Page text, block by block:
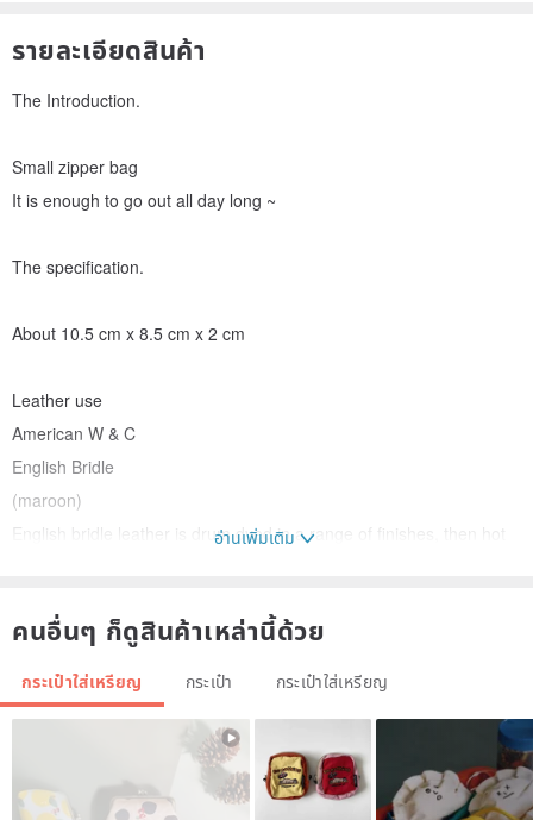
รายละเอียดสินค้า
The Introduction.
Small zipper bag
It is enough to go out all day long ~
The specification.
About 10.5 cm x 8.5 cm x 2 cm
Leather use
American W & C
English Bridle
(maroon)
English bridle leather is drum dyed in a range of finishes, then hot
Belong to the higher level of vegetable tanned leather
After dyeing, fill the wax in the leather
The surface is smooth and elastic
Touch the characteristics of a little wax but not sticky hand
อ่านเพิ่มเติม
คนอื่นๆ ก็ดูสินค้าเหล่านี้ด้วย
กระเป๋าใส่เหรียญ กระเป๋า กระเป๋าใส่เหรียญ